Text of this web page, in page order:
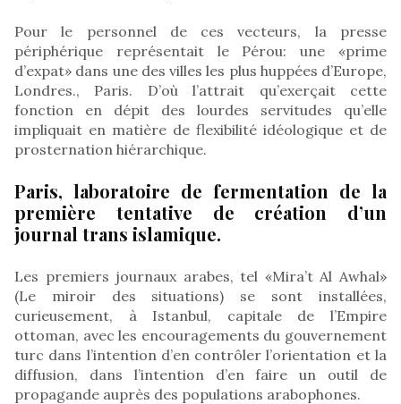
Pour le personnel de ces vecteurs, la presse
périphérique représentait le Pérou: une «prime
d’expat» dans une des villes les plus huppées d’Europe,
Londres., Paris. D’où l’attrait qu’exerçait cette
fonction en dépit des lourdes servitudes qu’elle
impliquait en matière de flexibilité idéologique et de
prosternation hiérarchique.
Paris, laboratoire de fermentation de la
première tentative de création d’un
journal trans islamique.
Les premiers journaux arabes, tel «Mira’t Al Awhal»
(Le miroir des situations) se sont installées,
curieusement, à Istanbul, capitale de l’Empire
ottoman, avec les encouragements du gouvernement
turc dans l’intention d’en contrôler l’orientation et la
diffusion, dans l’intention d’en faire un outil de
propagande auprès des populations arabophones.